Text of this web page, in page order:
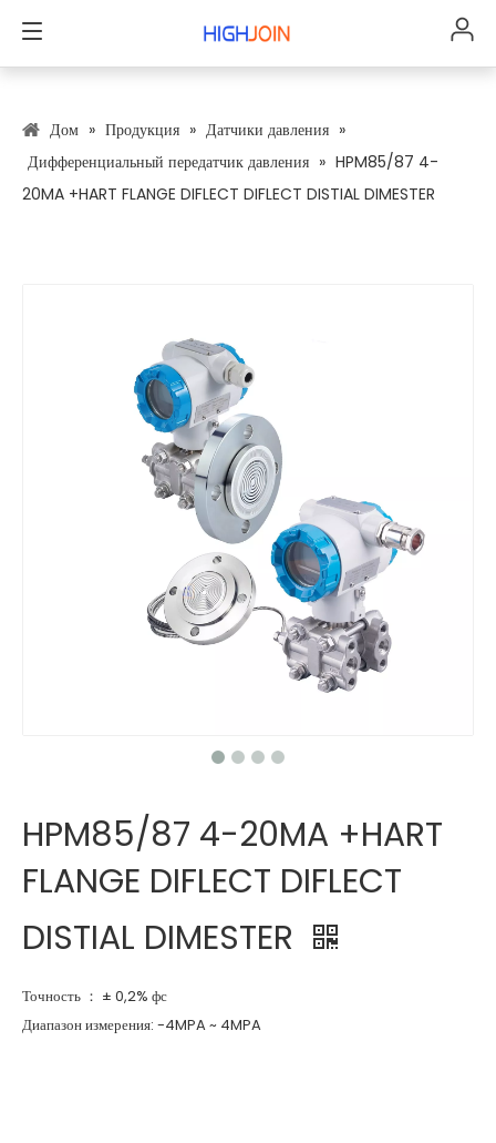
Дом » Продукция » Датчики давления »
Дифференциальный передатчик давления » HPM85/87 4-
20MA +HART FLANGE DIFLECT DIFLECT DISTIAL DIMESTER
HPM85/87 4-20MA +HART
FLANGE DIFLECT DIFLECT
DISTIAL DIMESTER
Точность ： ± 0,2% фс
Диапазон измерения: -4MPA ~ 4MPA